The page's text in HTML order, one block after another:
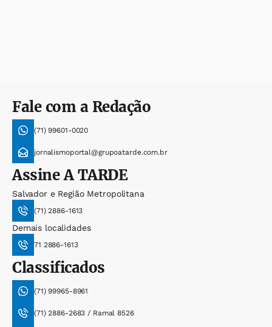
Fale com a Redação
(71) 99601-0020
jornalismoportal@grupoatarde.com.br
AssineA TARDE
Salvador e Região Metropolitana
(71) 2886-1613
Demais localidades
71 2886-1613
Classificados
(71) 99965-8961
(71) 2886-2683 / Ramal 8526